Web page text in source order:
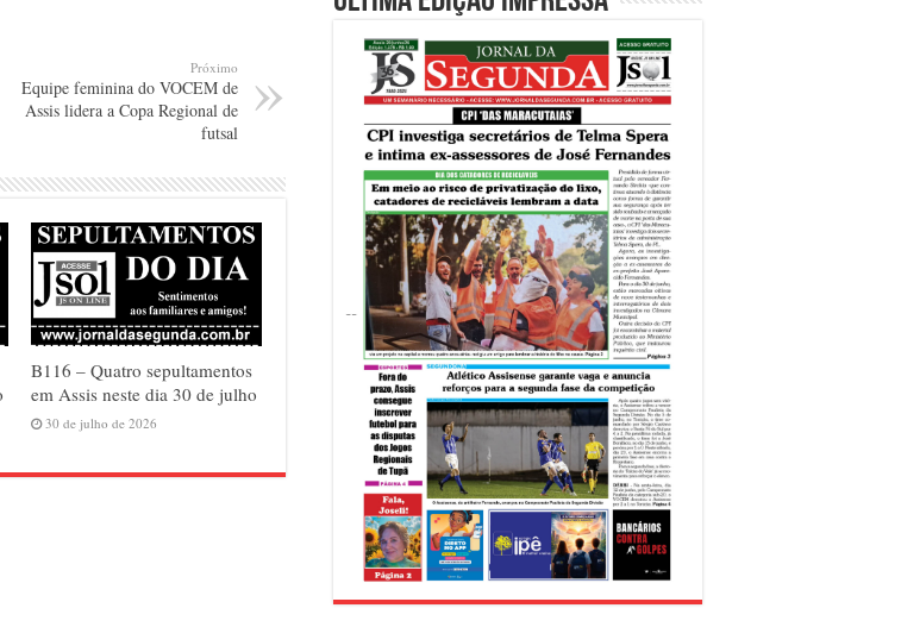
Próximo
Equipe feminina do VOCEM de
Assis lidera a Copa Regional de
futsal
B116 – Quatro sepultamentos
em Assis neste dia 30 de julho
30 de julho de 2026